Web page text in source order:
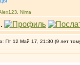
Nima
Пт 12 Май 17, 21:30 (9 лет